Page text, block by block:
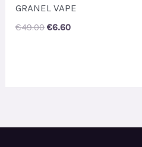
GRANEL VAPE
€49.00 Original
€6.60Current